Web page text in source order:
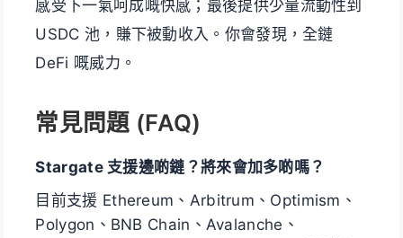
感受下一氣呵成嘅快感；最後提供少量流動性到
USDC 池，賺下被動收入。你會發現，全鏈
DeFi 嘅威力。
常見問題 (FAQ)
Stargate 支援邊啲鏈？將來會加多啲嗎？
目前支援 Ethereum、Arbitrum、Optimism、
Polygon、BNB Chain、Avalanche、